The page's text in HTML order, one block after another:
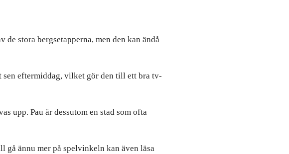
stora bergsetapperna, men den kan ändå
sen eftermiddag, vilket gör den till ett bra tv-
upp. Pau är dessutom en stad som ofta
ännu mer på spelvinkeln kan även läsa